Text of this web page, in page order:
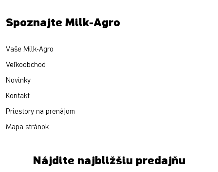
Spoznajte Milk-Agro
Vaše Milk-Agro
Veľkoobchod
Novinky
Kontakt
Priestory na prenájom
Mapa stránok
Nájdite najbližšiu predajňu